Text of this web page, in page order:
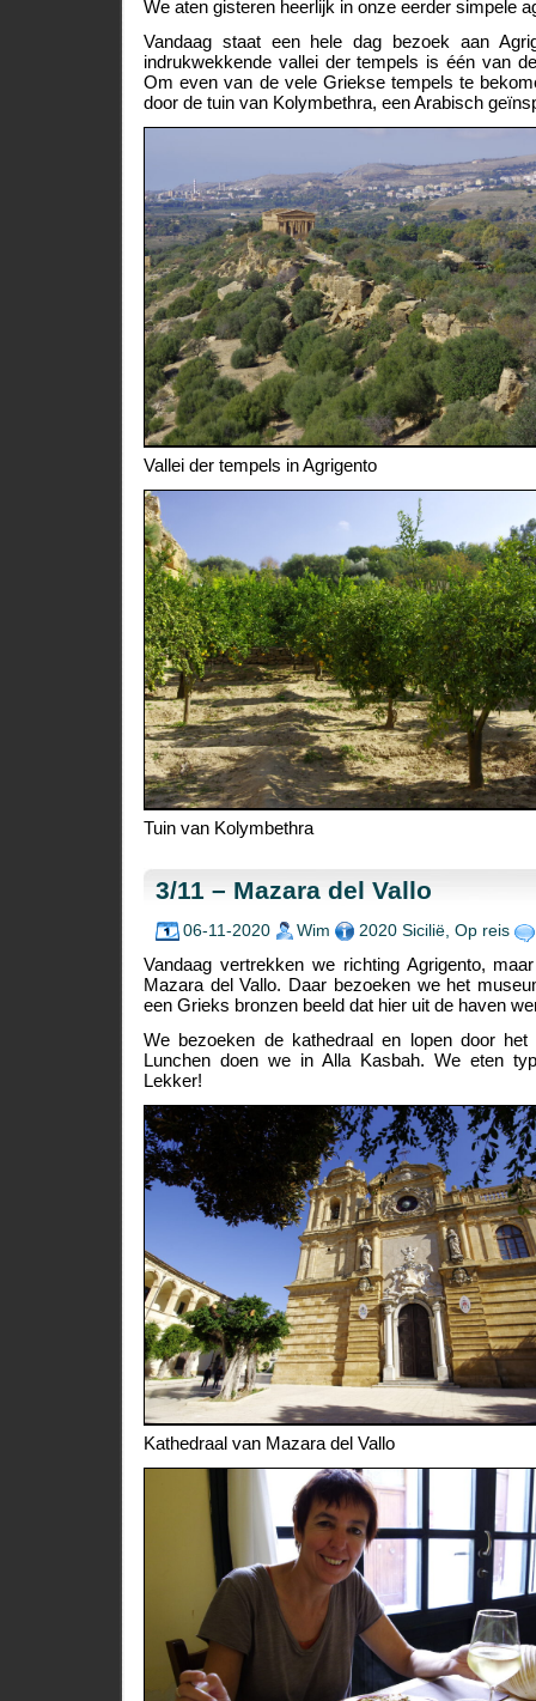
We aten gisteren heerlijk in onze eerder simpele
Vandaag staat een hele dag bezoek aan
indrukwekkende vallei der tempels is één van
Om even van de vele Griekse tempels te
door de tuin van Kolymbethra, een Arabisch
Vallei der tempels in Agrigento
Tuin van Kolymbethra
3/11 – Mazara del Vallo
06-11-2020 Wim 2020 Sicilië Op reis
Vandaag vertrekken we richting Agrigento,
Mazara del Vallo. Daar bezoeken we het
een Grieks bronzen beeld dat hier uit de haven
We bezoeken de kathedraal en lopen door het
Lunchen doen we in Alla Kasbah. We eten
Lekker!
Kathedraal van Mazara del Vallo